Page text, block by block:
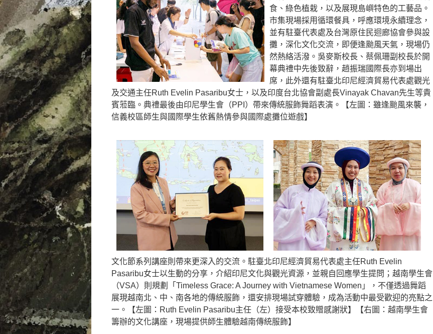
食、綠色植栽，以及展現島嶼特色的工藝品。
市集現場採用循環餐具，呼應環境永續理念，
並有駐臺代表處及台灣原住民迴廊協會參與設
攤，深化文化交流，即便逢颱風天氣，現場仍
然熱絡活潑。吳麥斯校長、蔡佩珊副校長於開
幕典禮中先後致辭，趙振瑞國際長亦到場出
席，此外還有駐臺北印尼經濟貿易代表處觀光
及交通主任Ruth Evelin Pasaribu女士，以及印度台北協會副處長Vinayak Chavan先生等貴
賓蒞臨。典禮最後由印尼學生會（PPI）帶來傳統服飾舞蹈表演。【左圖：雖逢颱風來襲，
信義校區師生與國際學生依舊熱情參與國際處攤位遊戲】
文化節系列講座則帶來更深入的交流。駐臺北印尼經濟貿易代表處主任Ruth Evelin
Pasaribu女士以生動的分享，介紹印尼文化與觀光資源，並親自回應學生提問；越南學生會
（VSA）則規劃「Timeless Grace: A Journey with Vietnamese Women」，不僅透過舞蹈
展現越南北、中、南各地的傳統服飾，還安排現場試穿體驗，成為活動中最受歡迎的亮點之
一。【左圖：Ruth Evelin Pasaribu主任（左）接受本校致贈感謝狀】【右圖：越南學生會
籌辦的文化講座，現場提供師生體驗越南傳統服飾】